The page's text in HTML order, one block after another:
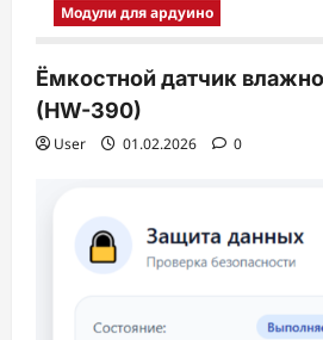
Модули для ардуино
Ёмкостной датчик
(HW-390)
User 01.02.2026 0